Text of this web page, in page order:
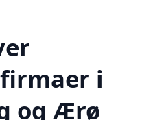
i
og Ærø